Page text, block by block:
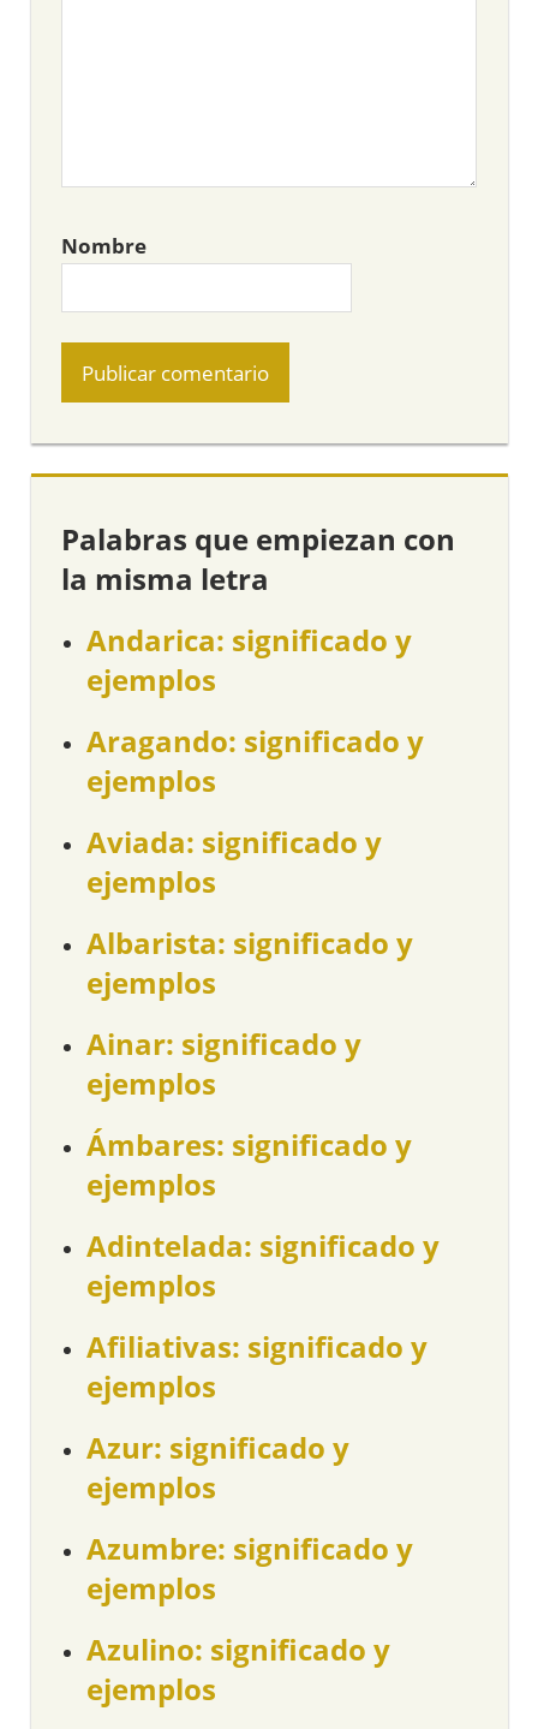
Nombre
Palabras que empiezan con
la misma letra
Andarica: significado y
ejemplos
Aragando: significado y
ejemplos
Aviada: significado y
ejemplos
Albarista: significado y
ejemplos
Ainar: significado y
ejemplos
Ámbares: significado y
ejemplos
Adintelada: significado y
ejemplos
Afiliativas: significado y
ejemplos
Azur: significado y
ejemplos
Azumbre: significado y
ejemplos
Azulino: significado y
ejemplos